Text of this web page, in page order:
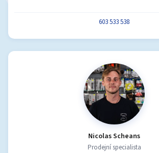
603 533 538
Nicolas Scheans
Prodejní specialista